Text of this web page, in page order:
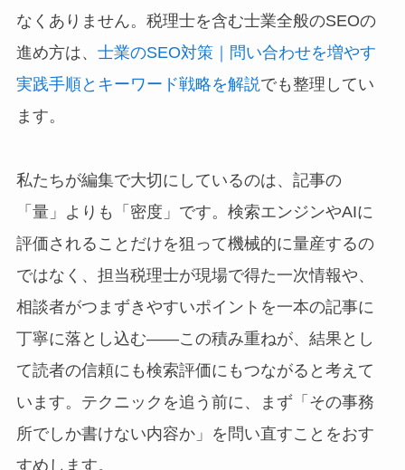
なくありません。税理士を含む士業全般のSEOの
進め方は、 士業のSEO対策｜問い合わせを増やす
実践手順とキーワード戦略を解説でも整理してい
ます。
私たちが編集で大切にしているのは、記事の
「量」よりも「密度」です。検索エンジンやAIに
評価されることだけを狙って機械的に量産するの
ではなく、担当税理士が現場で得た一次情報や、
相談者がつまずきやすいポイントを一本の記事に
丁寧に落とし込む——この積み重ねが、結果とし
て読者の信頼にも検索評価にもつながると考えて
います。テクニックを追う前に、まず「その事務
所でしか書けない内容か」を問い直すことをおす
すめします。